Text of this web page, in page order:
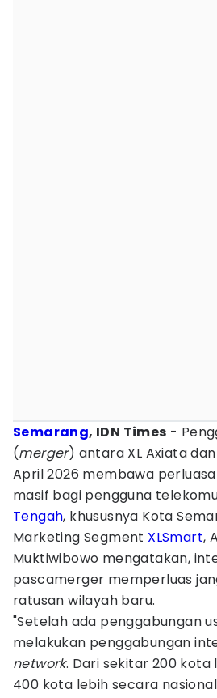
Semarang, IDN Times -
(merger) antara XL Axiata
April 2026 membawa
masif bagi pengguna
Tengah, khususnya Kota
Marketing Segment XLSmart,
Muktiwibowo mengatakan,
pascamerger memperluas
ratusan wilayah baru.
"Setelah ada penggabungan
melakukan penggabungan
network. Dari sekitar 200 kota
400 kota lebih secara